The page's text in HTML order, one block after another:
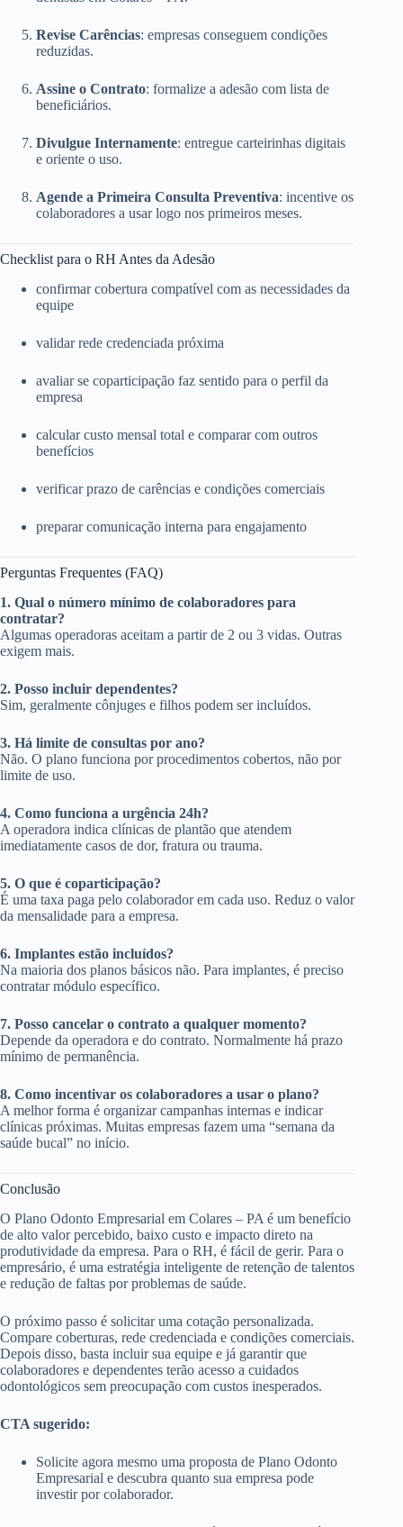
Revise Carências: empresas conseguem condições
reduzidas.
Assine o Contrato: formalize a adesão com lista de
beneficiários.
Divulgue Internamente: entregue carteirinhas digitais
e oriente o uso.
Agende a Primeira Consulta Preventiva: incentive os
colaboradores a usar logo nos primeiros meses.
Checklist para o RH Antes da Adesão
confirmar cobertura compatível com as necessidades da
equipe
validar rede credenciada próxima
avaliar se coparticipação faz sentido para o perfil da
empresa
calcular custo mensal total e comparar com outros
benefícios
verificar prazo de carências e condições comerciais
preparar comunicação interna para engajamento
Perguntas Frequentes (FAQ)
1. Qual o número mínimo de colaboradores para
contratar?
Algumas operadoras aceitam a partir de 2 ou 3 vidas. Outras
exigem mais.
2. Posso incluir dependentes?
Sim, geralmente cônjuges e filhos podem ser incluídos.
3. Há limite de consultas por ano?
Não. O plano funciona por procedimentos cobertos, não por
limite de uso.
4. Como funciona a urgência 24h?
A operadora indica clínicas de plantão que atendem
imediatamente casos de dor, fratura ou trauma.
5. O que é coparticipação?
É uma taxa paga pelo colaborador em cada uso. Reduz o valor
da mensalidade para a empresa.
6. Implantes estão incluídos?
Na maioria dos planos básicos não. Para implantes, é preciso
contratar módulo específico.
7. Posso cancelar o contrato a qualquer momento?
Depende da operadora e do contrato. Normalmente há prazo
mínimo de permanência.
8. Como incentivar os colaboradores a usar o plano?
A melhor forma é organizar campanhas internas e indicar
clínicas próximas. Muitas empresas fazem uma “semana da
saúde bucal” no início.
Conclusão
O Plano Odonto Empresarial em Colares – PA é um benefício
de alto valor percebido, baixo custo e impacto direto na
produtividade da empresa. Para o RH, é fácil de gerir. Para o
empresário, é uma estratégia inteligente de retenção de talentos
e redução de faltas por problemas de saúde.
O próximo passo é solicitar uma cotação personalizada.
Compare coberturas, rede credenciada e condições comerciais.
Depois disso, basta incluir sua equipe e já garantir que
colaboradores e dependentes terão acesso a cuidados
odontológicos sem preocupação com custos inesperados.
CTA sugerido:
Solicite agora mesmo uma proposta de Plano Odonto
Empresarial e descubra quanto sua empresa pode
investir por colaborador.